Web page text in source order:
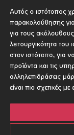
Αυτός ο ιστότοπος
παρακολούθησης
για τους
λειτουργικότητα του
στον ιστότοπο, για
προϊόντα και τις
αλληλεπιδράσεις
είναι πιο σχετικές με
Βοήθεια
Αποστολές &
Πληρωμές &
Σχετικά με τα eBooks
Επικοινωνία
Socials